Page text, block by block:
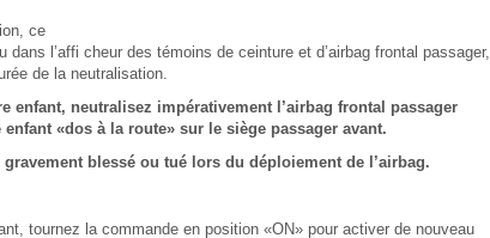
ce
dans l’affi cheur des témoins de ceinture et d’airbag frontal passager,
de la neutralisation.
enfant, neutralisez impérativement l’airbag frontal passager
«dos à la route» sur le siège passager avant.
blessé ou tué lors du déploiement de l’airbag.
tournez la commande en position «ON» pour activer de nouveau